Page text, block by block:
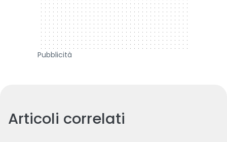
Pubblicità
Articoli correlati